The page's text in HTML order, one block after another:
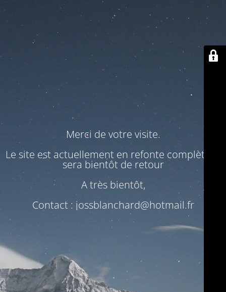
Merci de votre visite.
Le site est actuellement en refonte complète. Il
sera bientôt de retour
A très bientôt,
Contact : jossblanchard@hotmail.fr